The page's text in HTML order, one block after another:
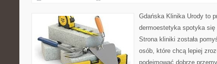
Gdańska Klinika Urody to
dermoestetyka spotyka
Strona kliniki została
osób, które chcą lepiej
podejmować dobrze